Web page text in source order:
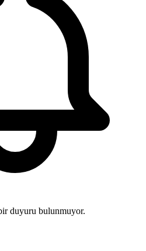
duyuru bulunmuyor.